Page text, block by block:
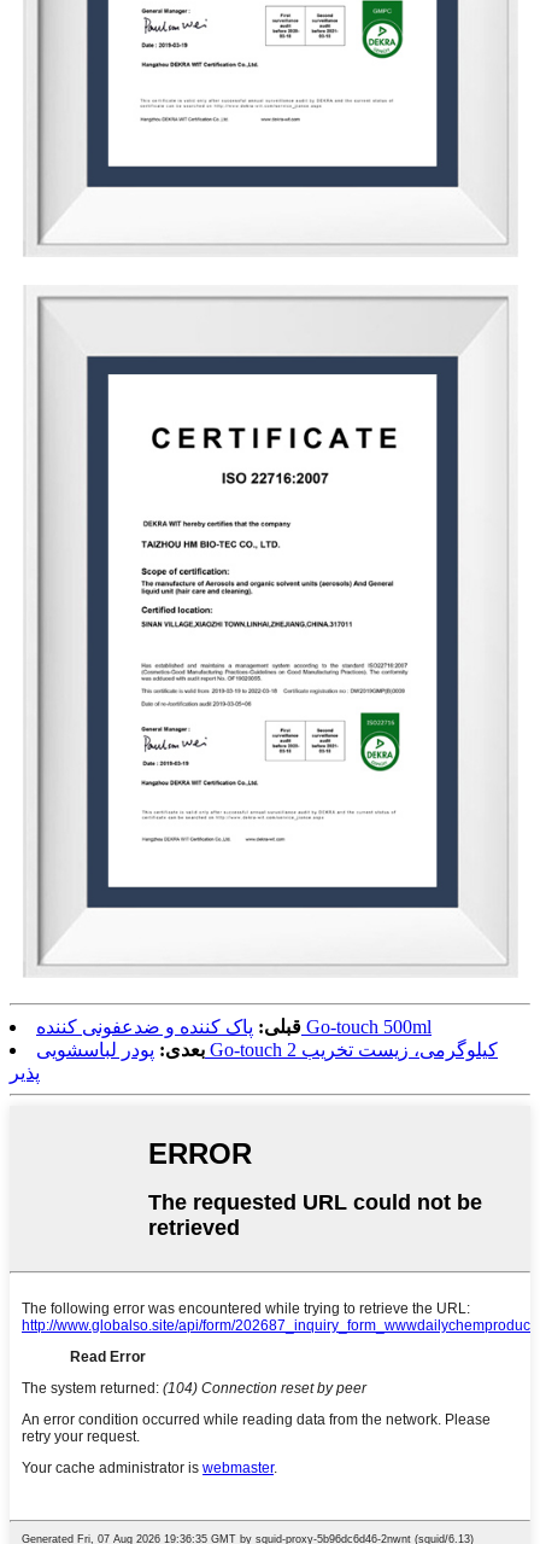
قبلی: پاک کننده و ضدعفونی کننده Go-touch 500ml
بعدی: پودر لباسشویی Go-touch 2 کیلوگرمی، زیست تخریب
پذیر